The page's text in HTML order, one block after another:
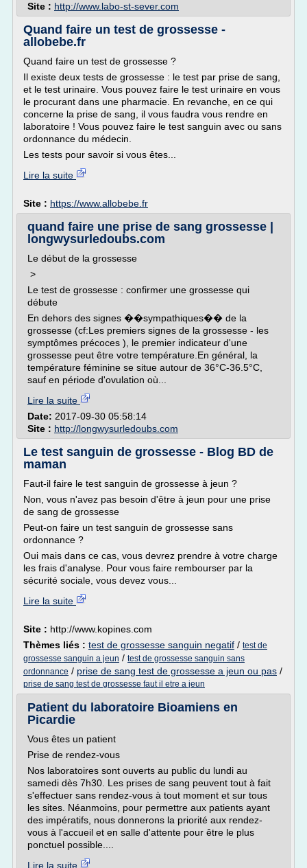
Site : http://www.labo-st-sever.com
Quand faire un test de grossesse -
allobebe.fr
Quand faire un test de grossesse ?
Il existe deux tests de grossesse : le test par prise de sang,
et le test urinaire. Vous pouvez faire le test urinaire en vous
le procurant dans une pharmacie. En revanche, en ce qui
concerne la prise de sang, il vous faudra vous rendre en
laboratoire ! Vous pouvez faire le test sanguin avec ou sans
ordonnance du médecin.
Les tests pour savoir si vous êtes...
Lire la suite
Site : https://www.allobebe.fr
quand faire une prise de sang grossesse |
longwysurledoubs.com
Le début de la grossesse
>
Le test de grossesse : confirmer une grossesse qui
débute
En dehors des signes ��sympathiques�� de la
grossesse (cf:Les premiers signes de la grossesse - les
symptômes précoces ), le premier indicateur d'une
grossesse peut être votre température.En général, la
température féminine se situe autour de 36°C-36.5°C,
sauf en période d'ovulation où...
Lire la suite
Date: 2017-09-30 05:58:14
Site : http://longwysurledoubs.com
Le test sanguin de grossesse - Blog BD de
maman
Faut-il faire le test sanguin de grossesse à jeun ?
Non, vous n'avez pas besoin d'être à jeun pour une prise
de sang de grossesse
Peut-on faire un test sanguin de grossesse sans
ordonnance ?
Oui mais dans ce cas, vous devrez prendre à votre charge
les frais d'analyse. Pour vous faire rembourser par la
sécurité sociale, vous devez vous...
Lire la suite
Site : http://www.kopines.com
Thèmes liés : test de grossesse sanguin negatif / test de
grossesse sanguin a jeun / test de grossesse sanguin sans
ordonnance / prise de sang test de grossesse a jeun ou pas /
prise de sang test de grossesse faut il etre a jeun
Patient du laboratoire Bioamiens en
Picardie
Vous êtes un patient
Prise de rendez-vous
Nos laboratoires sont ouverts au public du lundi au
samedi dès 7h30. Les prises de sang peuvent tout à fait
s'effectuer sans rendez-vous à tout moment et sur tous
les sites. Néanmoins, pour permettre aux patients ayant
des impératifs, nous donnerons la priorité aux rendez-
vous à l'accueil et en salle d'attente pour être le plus
ponctuel possible....
Lire la suite